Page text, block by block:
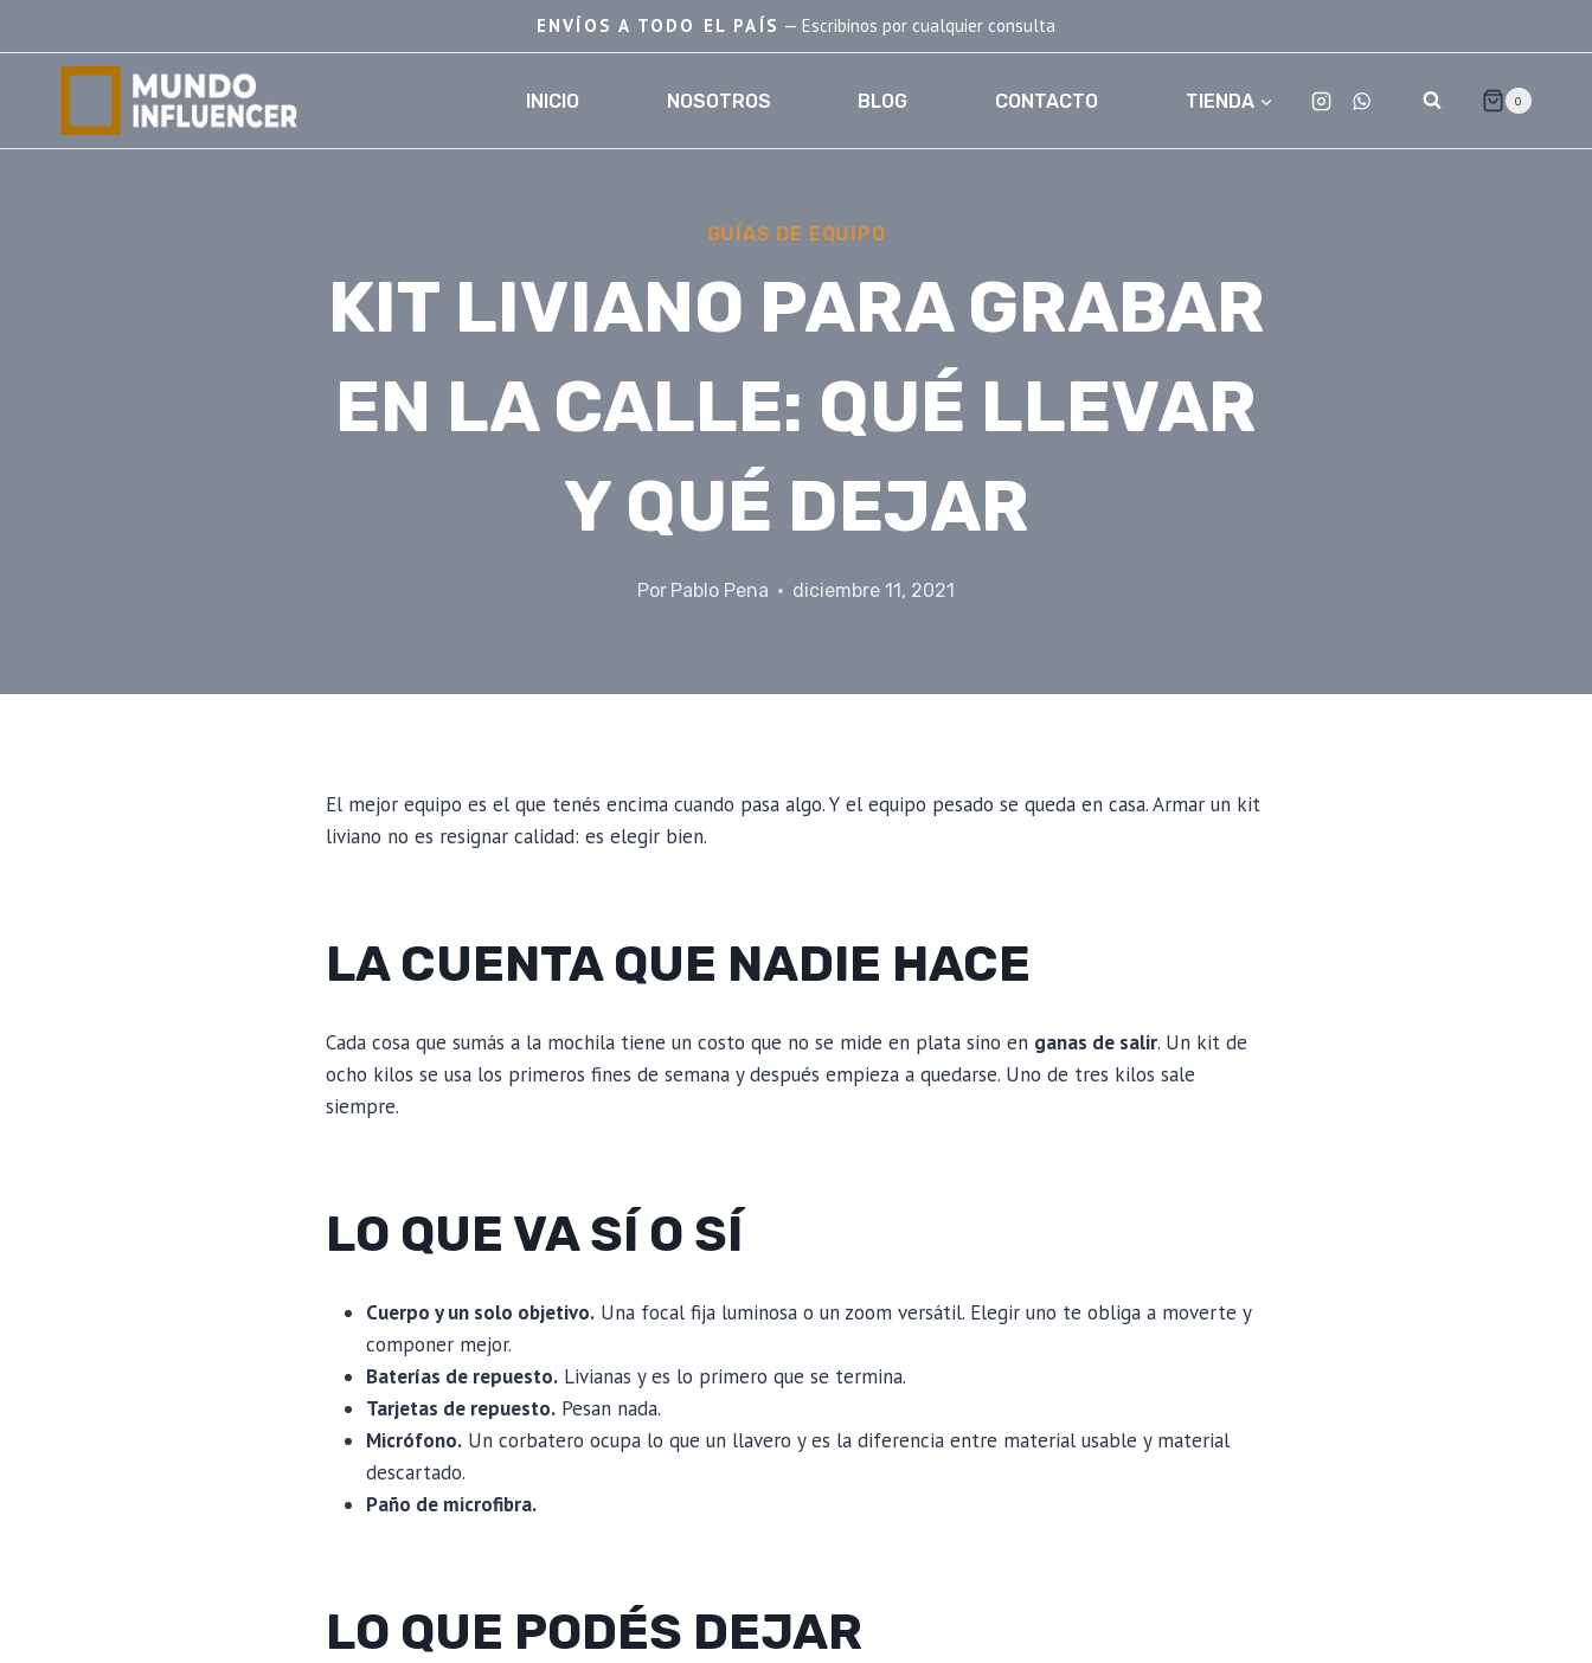
al
contenido
ENVÍOS A TODO EL PAÍS — Escribinos por cualquier consulta
INICIO NOSOTROS BLOG CONTACTO TIENDA 0
GUÍAS DE EQUIPO
KIT LIVIANO PARA GRABAR
EN LA CALLE: QUÉ LLEVAR
Y QUÉ DEJAR
Por Pablo Pena diciembre 11, 2021
El mejor equipo es el que tenés encima cuando pasa algo. Y el equipo pesado se queda en casa. Armar un kit
liviano no es resignar calidad: es elegir bien.
LA CUENTA QUE NADIE HACE
Cada cosa que sumás a la mochila tiene un costo que no se mide en plata sino en ganas de salir. Un kit de
ocho kilos se usa los primeros fines de semana y después empieza a quedarse. Uno de tres kilos sale
siempre.
LO QUE VA SÍ O SÍ
Cuerpo y un solo objetivo. Una focal fija luminosa o un zoom versátil. Elegir uno te obliga a moverte y
componer mejor.
Baterías de repuesto. Livianas y es lo primero que se termina.
Tarjetas de repuesto. Pesan nada.
Micrófono. Un corbatero ocupa lo que un llavero y es la diferencia entre material usable y material
descartado.
Paño de microfibra.
LO QUE PODÉS DEJAR